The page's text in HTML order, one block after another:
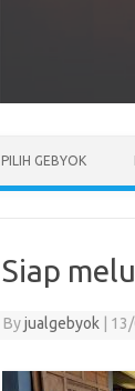
PILIH GEBYOK
Siap
Byjualgebyok